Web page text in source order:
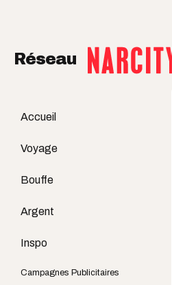
Réseau
Accueil
Voyage
Bouffe
Argent
Inspo
Campagnes Publicitaires